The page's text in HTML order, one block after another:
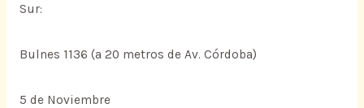
Sur:
Bulnes 1136 (a 20 metros de Av. Córdoba)
5 de Noviembre